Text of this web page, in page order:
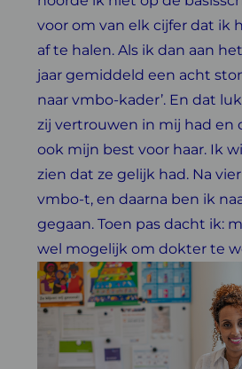
voor om van elk cijfer dat ik
af te halen. Als ik dan aan
jaar gemiddeld een acht
naar vmbo-kader’. En dat
zij vertrouwen in mij had en
ook mijn best voor haar. Ik
zien dat ze gelijk had. Na
vmbo-t, en daarna ben ik
gegaan. Toen pas dacht ik:
wel mogelijk om dokter te